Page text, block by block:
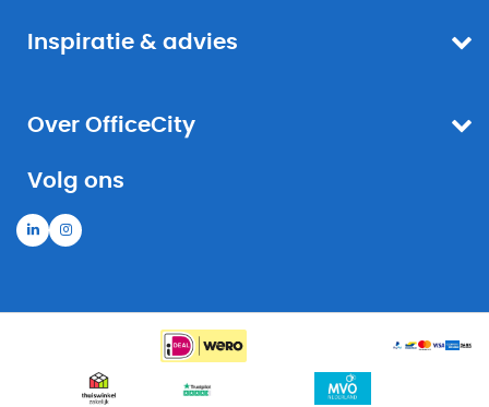
Inspiratie & advies
Over OfficeCity
Volg ons